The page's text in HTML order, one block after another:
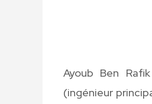
Ayoub Ben
(ingénieur